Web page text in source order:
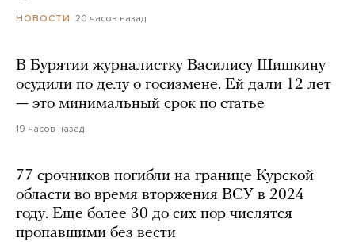
НОВОСТИ 20 часов назад
В Бурятии журналистку Василису Шишкину
осудили по делу о госизмене. Ей дали 12 лет
— это минимальный срок по статье
19 часов назад
77 срочников погибли на границе Курской
области во время вторжения ВСУ в 2024
году. Еще более 30 до сих пор числятся
пропавшими без вести